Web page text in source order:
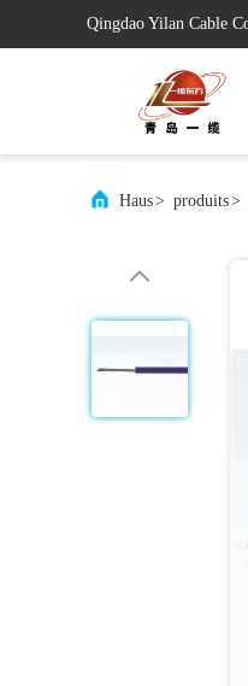
Qingdao Yilan Cable
Haus> produits>